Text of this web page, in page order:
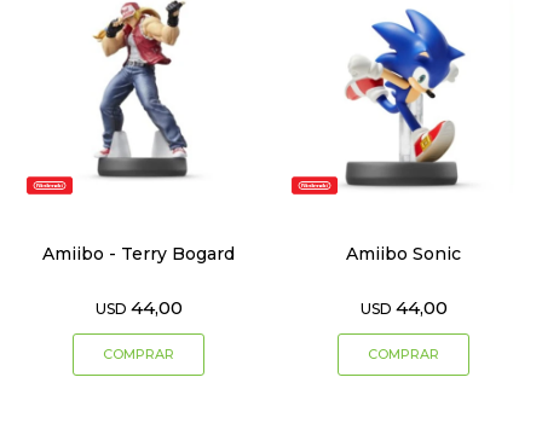
Amiibo - Terry Bogard
USD 44,00
Amiibo Sonic
USD 44,00